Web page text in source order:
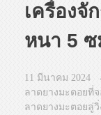
เครื่องจั
หนา 5 ซ
11 มีนาคม 2024
ลาดยางมะตอยที่
ลาดยางมะตอยลู่